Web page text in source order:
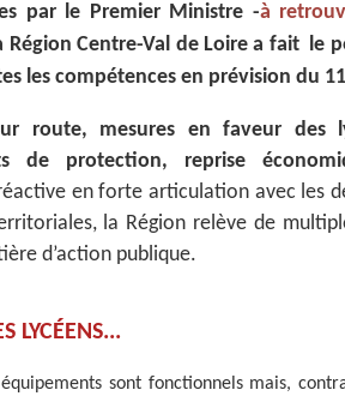
par le Premier Ministre -à
Région Centre-Val de Loire a fait le
les compétences en prévision du
route, mesures en faveur des
de protection, reprise
en forte articulation avec les
la Région relève de
d’action publique.
LYCÉENS...
sont fonctionnels mais,